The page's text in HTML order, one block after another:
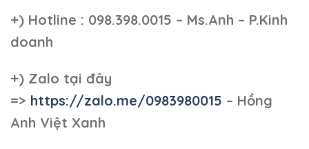
+) Hotline : 098.398.0015 – Ms.Anh – P.Kinh
doanh
+) Zalo tại đây
=> https://zalo.me/0983980015 – Hồng
Anh Việt Xanh